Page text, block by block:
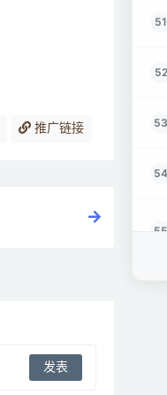
推广链接
51
52
53
54
55